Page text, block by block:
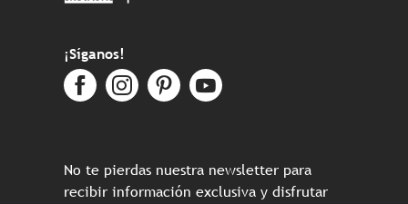
¡Síganos!
No te pierdas nuestra newsletter para
recibir información exclusiva y disfrutar